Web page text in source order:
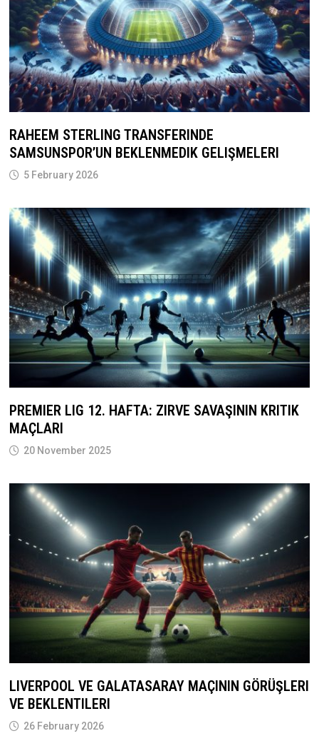
RAHEEM STERLING TRANSFERINDE
SAMSUNSPOR’UN BEKLENMEDIK GELIŞMELERI
5 February 2026
PREMIER LIG 12. HAFTA: ZIRVE SAVAŞININ KRITIK
MAÇLARI
20 November 2025
LIVERPOOL VE GALATASARAY MAÇININ GÖRÜŞLERI
VE BEKLENTILERI
26 February 2026